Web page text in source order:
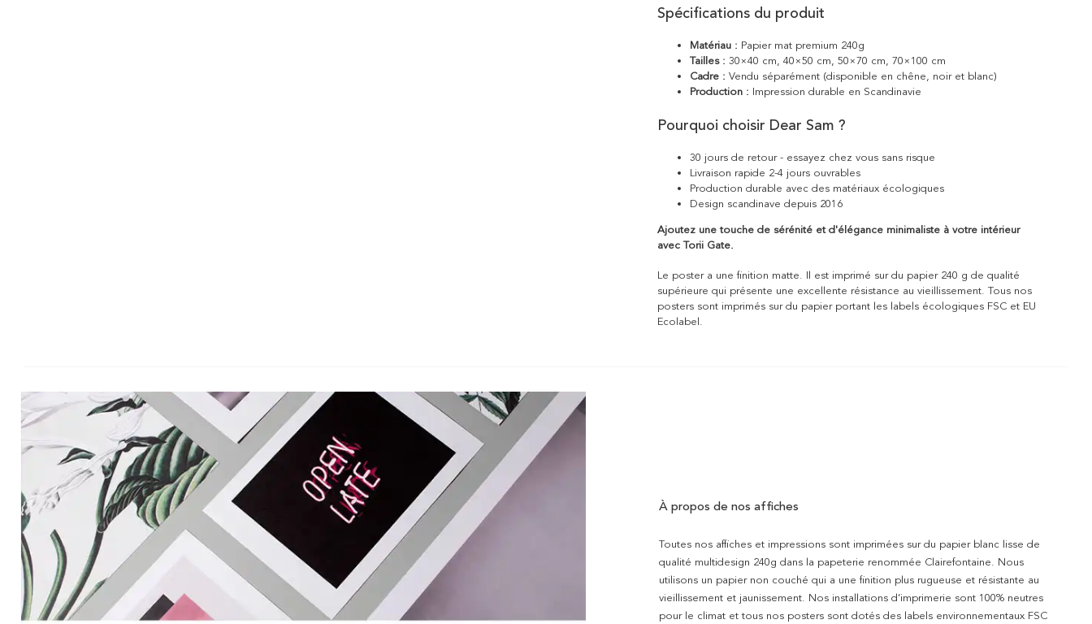
Spécifications du produit
Matériau : Papier mat premium 240g
Tailles : 30×40 cm, 40×50 cm, 50×70 cm, 70×100 cm
Cadre : Vendu séparément (disponible en chêne, noir et blanc)
Production : Impression durable en Scandinavie
Pourquoi choisir Dear Sam ?
30 jours de retour - essayez chez vous sans risque
Livraison rapide 2-4 jours ouvrables
Production durable avec des matériaux écologiques
Design scandinave depuis 2016
Ajoutez une touche de sérénité et d'élégance minimaliste à votre intérieur
avec Torii Gate.
Le poster a une finition matte. Il est imprimé sur du papier 240 g de qualité
supérieure qui présente une excellente résistance au vieillissement. Tous nos
posters sont imprimés sur du papier portant les labels écologiques FSC et EU
Ecolabel.
À propos de nos affiches
Toutes nos affiches et impressions sont imprimées sur du papier blanc lisse de
qualité multidesign 240g dans la papeterie renommée Clairefontaine. Nous
utilisons un papier non couché qui a une finition plus rugueuse et résistante au
vieillissement et jaunissement. Nos installations d’imprimerie sont 100% neutres
pour le climat et tous nos posters sont dotés des labels environnementaux FSC